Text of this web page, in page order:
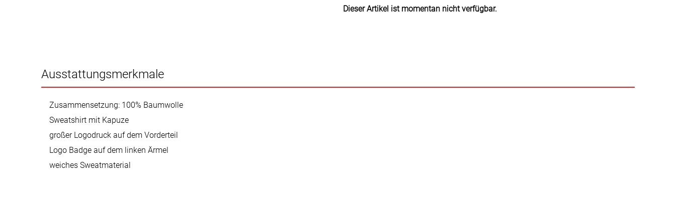
Dieser Artikel ist momentan nicht verfügbar.
Ausstattungsmerkmale
Zusammensetzung: 100% Baumwolle
Sweatshirt mit Kapuze
großer Logodruck auf dem Vorderteil
Logo Badge auf dem linken Ärmel
weiches Sweatmaterial